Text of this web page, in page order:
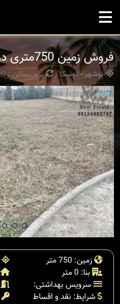
فروش زمین 750متری در توسکا نوشهر
نوشهر - توسکا بروزرسانی : 19 مرداد 1404
زمین: 750 متر
بنا: 0 متر
سرویس بهداشتی:
شرایط: نقد و اقساط